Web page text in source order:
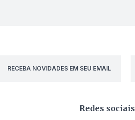
RECEBA NOVIDADES EM SEU EMAIL
Redes sociais